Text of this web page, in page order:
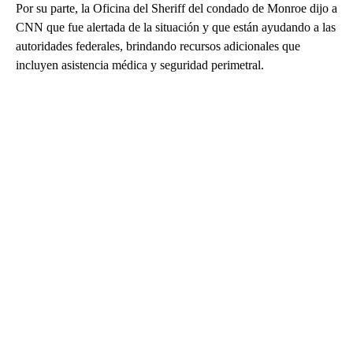
Por su parte, la Oficina del Sheriff del condado de Monroe dijo a
CNN que fue alertada de la situación y que están ayudando a las
autoridades federales, brindando recursos adicionales que
incluyen asistencia médica y seguridad perimetral.